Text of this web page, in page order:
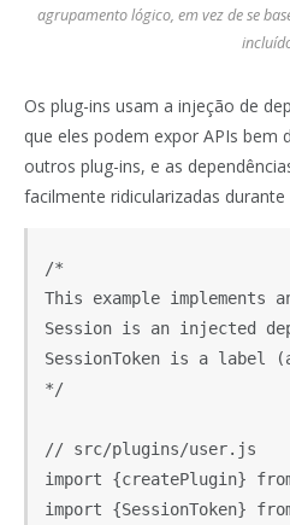
agrupamento lógico, em vez de se
Os plug-ins usam a injeção de
que eles podem expor APIs bem
outros plug-ins, e as
facilmente ridicularizadas
/*
This example implements
Session is an injected
SessionToken is a label
*/
// src/plugins/user.js
import {createPlugin}
import {SessionToken}